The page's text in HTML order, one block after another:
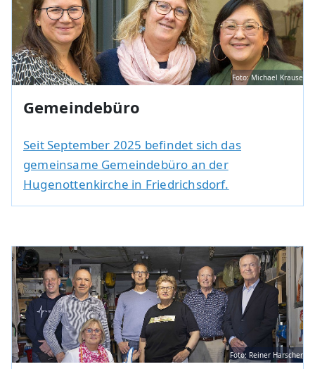
Foto: Michael Krause
Gemeindebüro
Seit September 2025 befindet sich das
gemeinsame Gemeindebüro an der
Hugenottenkirche in Friedrichsdorf.
Foto: Reiner Harscher